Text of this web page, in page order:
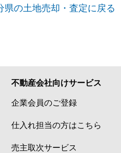
県の土地売却・査定に戻る
不動産会社向けサービス
企業会員のご登録
仕入れ担当の方はこちら
売主取次サービス